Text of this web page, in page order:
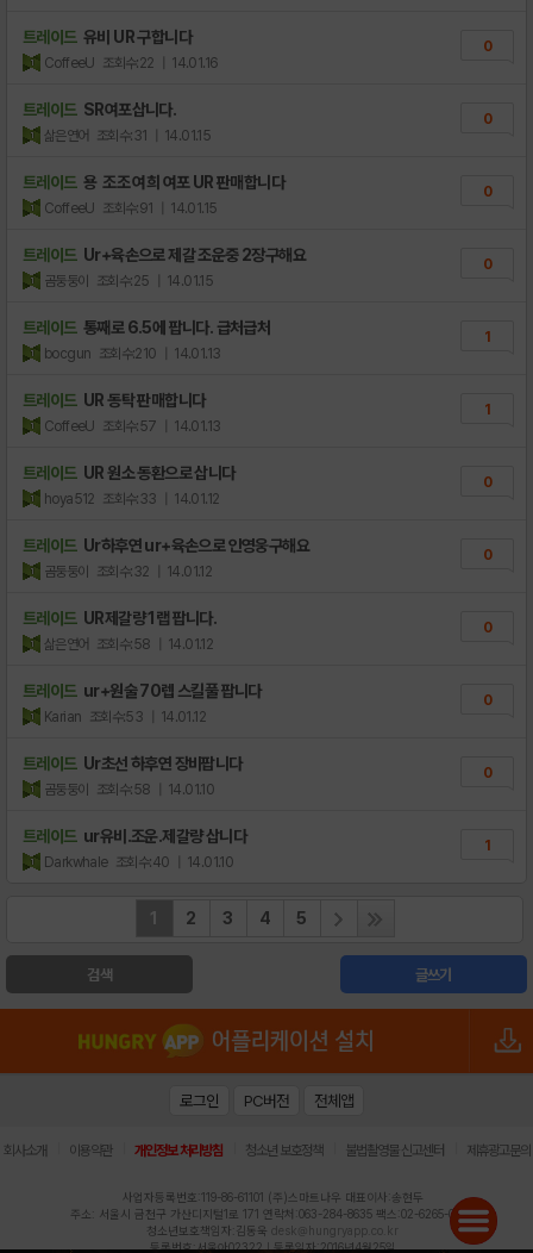
트레이드 유비 UR 구합니다
CoffeeU 조회수:22 | 14.01.16
0
트레이드 SR여포삽니다.
삶은연어 조회수:31 | 14.01.15
0
트레이드 용 조조 여희 여포 UR 판매합니다
CoffeeU 조회수:91 | 14.01.15
0
트레이드 Ur+육손으로 제갈 조운중 2장구해요
곰둥둥이 조회수:25 | 14.01.15
0
트레이드 통째로 6.5에 팝니다. 급처급처
bocgun 조회수:210 | 14.01.13
1
트레이드 UR 동탁 판매합니다
CoffeeU 조회수:57 | 14.01.13
1
트레이드 UR 원소 동환으로 삽니다
hoya512 조회수:33 | 14.01.12
0
트레이드 Ur하후연 ur+육손으로 인영웅구해요
곰둥둥이 조회수:32 | 14.01.12
0
트레이드 UR제갈량 1랩 팝니다.
삶은연어 조회수:58 | 14.01.12
0
트레이드 ur+원술 70렙 스킬풀 팝니다
Karian 조회수:53 | 14.01.12
0
트레이드 Ur초선 하후연 장비팝니다
곰둥둥이 조회수:58 | 14.01.10
0
트레이드 ur유비.조운.제갈량 삽니다
Darkwhale 조회수:40 | 14.01.10
1
1 2 3 4 5
검색 글쓰기
로그인 PC버전 전체앱
회사소개 이용약관 개인정보 처리방침 청소년 보호정책 불법촬영물 신고센터 제휴광고문의
사업자등록번호:119-86-61101 (주)스마트나우 대표이사:송현두
주소: 서울시 금천구 가산디지털1로 171 연락처:063-284-8635 팩스:02-6265-0377
청소년보호책임자:김동욱 desk@hungryapp.co.kr
등록번호:서울아02322 | 등록일자:2016년4월25일